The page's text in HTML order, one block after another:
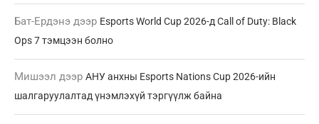
Бат-Ердэнэ дээр Esports World Cup 2026-д Call of Duty: Black
Ops 7 тэмцээн болно
Мишээл дээр АНУ анхны Esports Nations Cup 2026-ийн
шалгаруулалтад үнэмлэхүй тэргүүлж байна